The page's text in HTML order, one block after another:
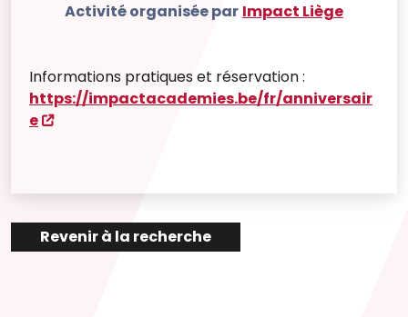
Activité organisée par Impact Liège
Informations pratiques et réservation :
https://impactacademies.be/fr/anniversair
e
Revenir à la recherche